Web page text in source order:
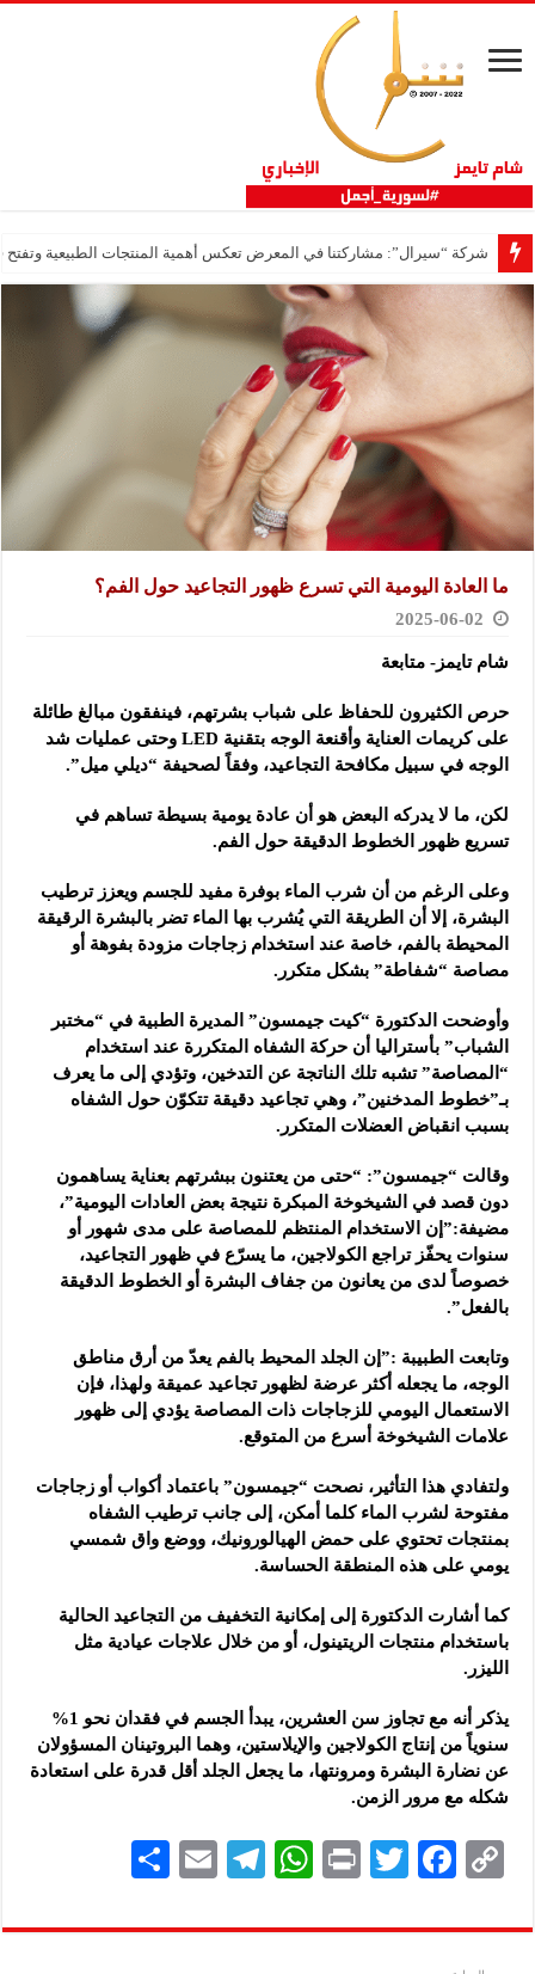
شركة “سيرال”: مشاركتنا في المعرض تعكس أهمية المنتجات الطبيعية وتفتح
ما العادة اليومية التي تسرع ظهور التجاعيد حول الفم؟
2025-06-02
شام تايمز- متابعة
حرص الكثيرون للحفاظ على شباب بشرتهم، فينفقون مبالغ طائلة
على كريمات العناية وأقنعة الوجه بتقنية LED وحتى عمليات شد
الوجه في سبيل مكافحة التجاعيد، وفقاً لصحيفة “ديلي ميل”.
لكن، ما لا يدركه البعض هو أن عادة يومية بسيطة تساهم في
تسريع ظهور الخطوط الدقيقة حول الفم.
وعلى الرغم من أن شرب الماء بوفرة مفيد للجسم ويعزز ترطيب
البشرة، إلا أن الطريقة التي يُشرب بها الماء تضر بالبشرة الرقيقة
المحيطة بالفم، خاصة عند استخدام زجاجات مزودة بفوهة أو
مصاصة “شفاطة” بشكل متكرر.
وأوضحت الدكتورة “كيت جيمسون” المديرة الطبية في “مختبر
الشباب” بأستراليا أن حركة الشفاه المتكررة عند استخدام
“المصاصة” تشبه تلك الناتجة عن التدخين، وتؤدي إلى ما يعرف
بـ”خطوط المدخنين”، وهي تجاعيد دقيقة تتكوّن حول الشفاه
بسبب انقباض العضلات المتكرر.
وقالت “جيمسون”: “حتى من يعتنون ببشرتهم بعناية يساهمون
دون قصد في الشيخوخة المبكرة نتيجة بعض العادات اليومية”،
مضيفة:”إن الاستخدام المنتظم للمصاصة على مدى شهور أو
سنوات يحفّز تراجع الكولاجين، ما يسرّع في ظهور التجاعيد،
خصوصاً لدى من يعانون من جفاف البشرة أو الخطوط الدقيقة
بالفعل”.
وتابعت الطبيبة :”إن الجلد المحيط بالفم يعدّ من أرق مناطق
الوجه، ما يجعله أكثر عرضة لظهور تجاعيد عميقة ولهذا، فإن
الاستعمال اليومي للزجاجات ذات المصاصة يؤدي إلى ظهور
علامات الشيخوخة أسرع من المتوقع.
ولتفادي هذا التأثير، نصحت “جيمسون” باعتماد أكواب أو زجاجات
مفتوحة لشرب الماء كلما أمكن، إلى جانب ترطيب الشفاه
بمنتجات تحتوي على حمض الهيالورونيك، ووضع واق شمسي
يومي على هذه المنطقة الحساسة.
كما أشارت الدكتورة إلى إمكانية التخفيف من التجاعيد الحالية
باستخدام منتجات الريتينول، أو من خلال علاجات عيادية مثل
الليزر.
يذكر أنه مع تجاوز سن العشرين، يبدأ الجسم في فقدان نحو 1%
سنوياً من إنتاج الكولاجين والإيلاستين، وهما البروتينان المسؤولان
عن نضارة البشرة ومرونتها، ما يجعل الجلد أقل قدرة على استعادة
شكله مع مرور الزمن.
C
p
F
eb
T
tt
P
nt
W
at
Te
gr
E
ai
ar